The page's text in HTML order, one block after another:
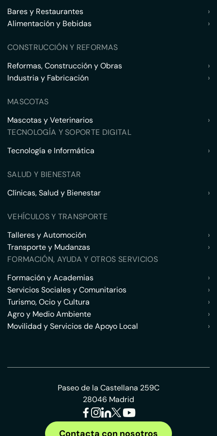
Bares y Restaurantes
›
Alimentación y Bebidas
›
CONSTRUCCIÓN Y REFORMAS
Reformas, Construcción y Obras
›
Industria y Fabricación
›
MASCOTAS
Mascotas y Veterinarios
›
TECNOLOGÍA Y SOPORTE DIGITAL
Tecnología e Informática
›
SALUD Y BIENESTAR
Clínicas, Salud y Bienestar
›
VEHÍCULOS Y TRANSPORTE
Talleres y Automoción
›
Transporte y Mudanzas
›
FORMACIÓN, AYUDA Y OTROS SERVICIOS
Formación y Academias
›
Servicios Sociales y Comunitarios
›
Turismo, Ocio y Cultura
›
Agro y Medio Ambiente
›
Movilidad y Servicios de Apoyo Local
›
Paseo de la Castellana 259C
28046 Madrid
Contacta con nosotros